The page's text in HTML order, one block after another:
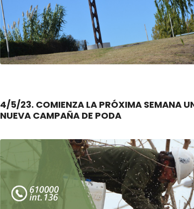
4/5/23. COMIENZA LA PRÓXIMA SEMANA UNA
NUEVA CAMPAÑA DE PODA